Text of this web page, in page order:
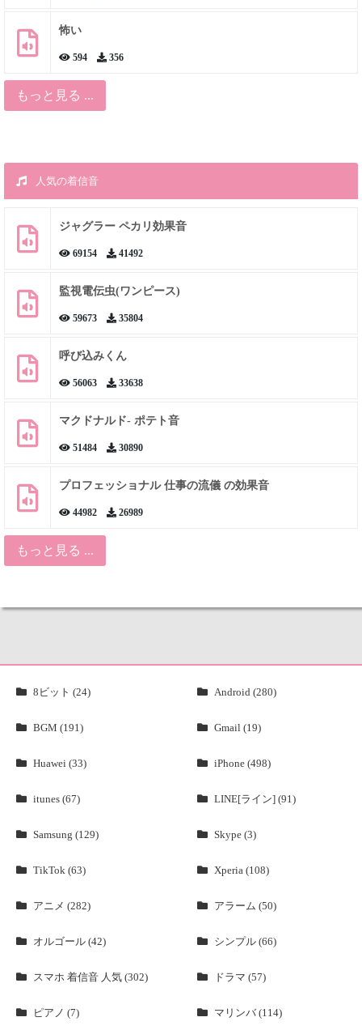
怖い
594 356
もっと見る ...
人気の着信音
ジャグラー ペカリ効果音
69154 41492
監視電伝虫(ワンピース)
59673 35804
呼び込みくん
56063 33638
マクドナルド- ポテト音
51484 30890
プロフェッショナル 仕事の流儀 の効果音
44982 26989
もっと見る ...
8ビット (24) Android (280)
BGM (191) Gmail (19)
Huawei (33) iPhone (498)
itunes (67) LINE[ライン] (91)
Samsung (129) Skype (3)
TikTok (63) Xperia (108)
アニメ (282) アラーム (50)
オルゴール (42) シンプル (66)
スマホ 着信音 人気 (302) ドラマ (57)
ピアノ (7) マリンバ (114)